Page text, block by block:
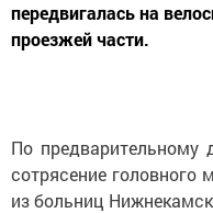
передвигалась на
проезжей части.
По предварительному
сотрясение головного
из больниц